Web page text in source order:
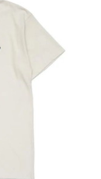
FORK -MTB
FORK -FIXED GEAR